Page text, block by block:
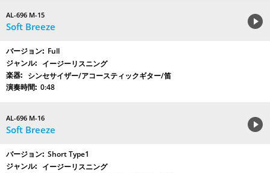
AL-696 M-15
Soft Breeze
Full
イージーリスニング
シンセサイザー/アコースティックギター/笛
0:48
AL-696 M-16
Soft Breeze
Short Type1
イージーリスニング